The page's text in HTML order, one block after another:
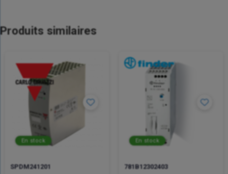
Produits similaires
En stock
SPDM241201
En stock
781B12302403